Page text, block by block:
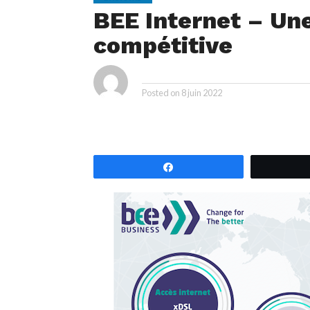
BEE Internet –
compétitive
Posted on 8 juin 2022